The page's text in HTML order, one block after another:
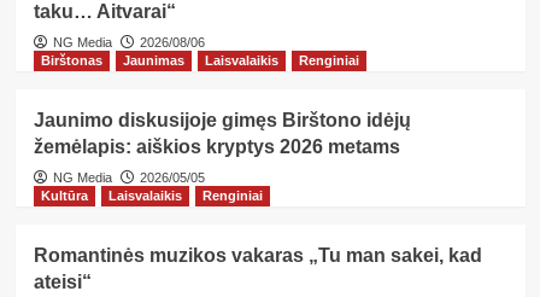
taku… Aitvarai“
NG Media
2026/08/06
Birštonas
Jaunimas Laisvalaikis Renginiai
Jaunimo diskusijoje gimęs Birštono idėjų
žemėlapis: aiškios kryptys 2026 metams
NG Media
2026/05/05
Kultūra
Laisvalaikis Renginiai
Romantinės muzikos vakaras „Tu man sakei, kad
ateisi“